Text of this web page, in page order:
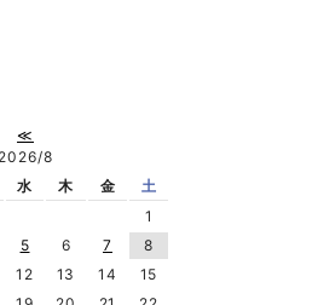
≪
8
水 木 金
土
1
5 6 7
8
12 13 14
15